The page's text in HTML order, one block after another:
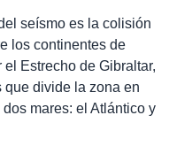
seísmo es la colisión
los continentes de
Estrecho de Gibraltar,
que divide la zona en
mares: el Atlántico y